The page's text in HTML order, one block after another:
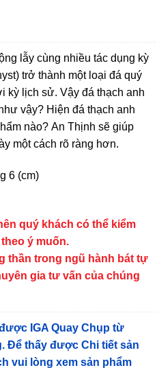
lẫy cùng nhiều tác dụng kỳ
trở thành một loại đá quý
kỳ lịch sử. Vậy đá thạch anh
vậy? Hiện đá thạch anh
nào? An Thịnh sẽ giúp
một cách rõ ràng hơn.
6 (cm)
quý khách có thể kiểm
ý muốn.
thần trong ngũ hành bát tự
gia tư vấn của chúng
IGA Quay Chụp từ
Để thấy được Chi tiết sản
vui lòng xem sản phẩm